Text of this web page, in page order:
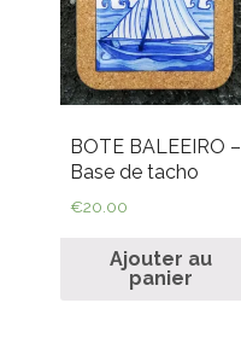
BOTE BALEEIRO –
Base de tacho
€20.00
Ajouter au
panier